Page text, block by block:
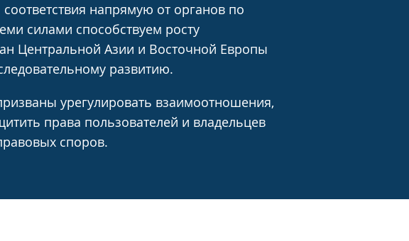
напрямую от органов по
силами способствуем росту
Центральной Азии и Восточной Европы
развитию.
урегулировать взаимоотношения,
права пользователей и владельцев
споров.